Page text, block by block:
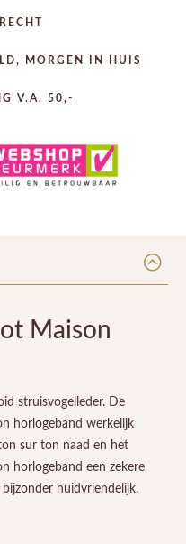
MORGEN IN HUIS
V.A. 50,-
Maison
struisvogelleder. De
horlogeband werkelijk
sur ton naad en het
horlogeband een zekere
huidvriendelijk,